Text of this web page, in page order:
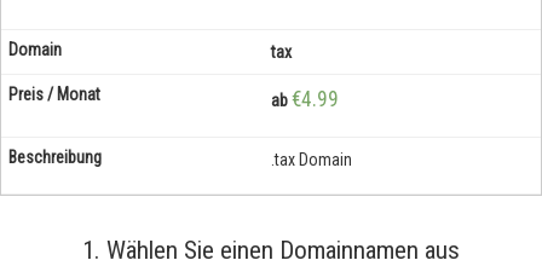
tax
ab€4.99
.tax Domain
1. Wählen Sie einen Domainnamen aus